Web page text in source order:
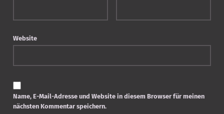
Website
Name, E-Mail-Adresse und Website in diesem Browser für meinen
nächsten Kommentar speichern.